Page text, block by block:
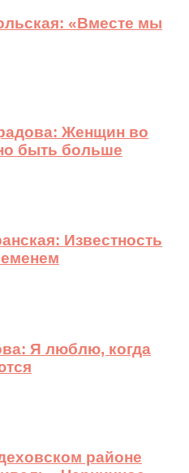
«Вместе мы
Женщин во
быть больше
Известность
Я люблю, когда
районе